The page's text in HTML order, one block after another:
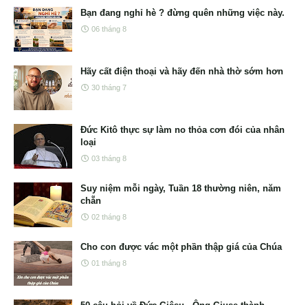
Bạn đang nghỉ hè ? đừng quên những việc này.
06 tháng 8
Hãy cất điện thoại và hãy đến nhà thờ sớm hơn
30 tháng 7
Đức Kitô thực sự làm no thỏa cơn đói của nhân
loại
03 tháng 8
Suy niệm mỗi ngày, Tuần 18 thường niên, năm
chẵn
02 tháng 8
Cho con được vác một phần thập giá của Chúa
01 tháng 8